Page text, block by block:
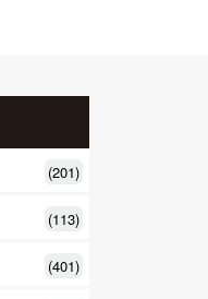
(201)
(113)
(401)